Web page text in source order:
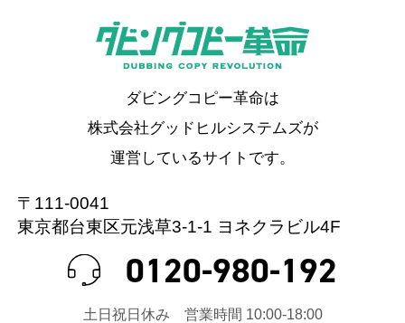
ダビングコピー革命は
株式会社グッドヒルシステムズが
運営しているサイトです。
〒111-0041
東京都台東区元浅草3-1-1 ヨネクラビル4F
0120-980-192
⼟⽇祝⽇休み 営業時間 10:00-18:00